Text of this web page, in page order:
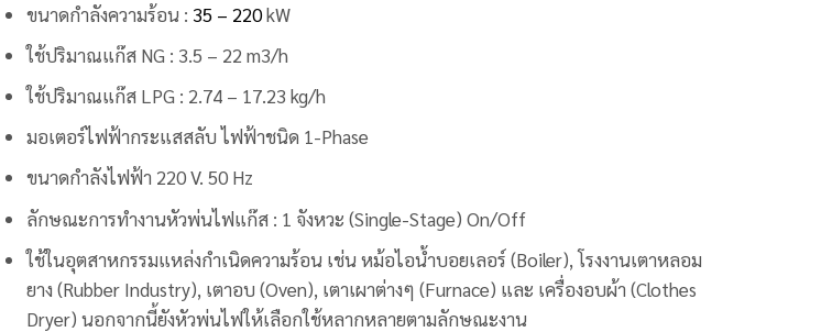
ขนาดกำลังความร้อน : 35 – 220kW
ใช้ปริมาณแก๊ส NG : 3.5 – 22 m3/h
ใช้ปริมาณแก๊ส LPG : 2.74 – 17.23 kg/h
มอเตอร์ไฟฟ้ากระแสสลับ ไฟฟ้าชนิด 1-Phase
ขนาดกำลังไฟฟ้า 220 V. 50 Hz
ลักษณะการทำงานหัวพ่นไฟแก๊ส : 1 จังหวะ (Single-Stage) On/Off
ใช้ในอุตสาหกรรมแหล่งกำเนิดความร้อน เช่น หม้อไอน้ำบอยเลอร์ (Boiler), โรงงานเตาหลอม
ยาง (Rubber Industry), เตาอบ (Oven), เตาเผาต่างๆ (Furnace) และ เครื่องอบผ้า (Clothes
Dryer) นอกจากนี้ยังหัวพ่นไฟให้เลือกใช้หลากหลายตามลักษณะงาน